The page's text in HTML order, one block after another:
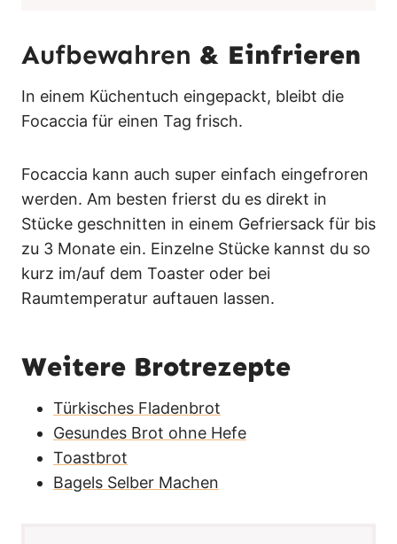
Aufbewahren & Einfrieren
In einem Küchentuch eingepackt, bleibt die
Focaccia für einen Tag frisch.
Focaccia kann auch super einfach eingefroren
werden. Am besten frierst du es direkt in
Stücke geschnitten in einem Gefriersack für bis
zu 3 Monate ein. Einzelne Stücke kannst du so
kurz im/auf dem Toaster oder bei
Raumtemperatur auftauen lassen.
Weitere Brotrezepte
Türkisches Fladenbrot
Gesundes Brot ohne Hefe
Toastbrot
Bagels Selber Machen